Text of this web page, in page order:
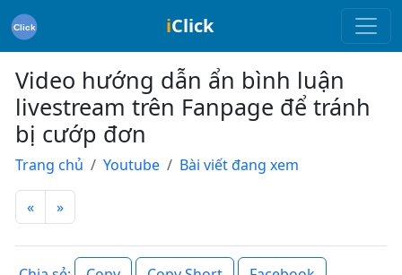
iClick
Video hướng dẫn ẩn bình luận
livestream trên Fanpage để tránh
bị cướp đơn
Trang chủ Youtube Bài viết đang xem
« »